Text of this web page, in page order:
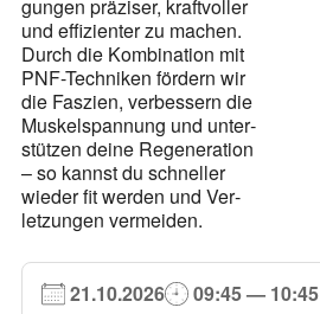
gun­gen prä­zi­ser, kraft­vol­ler
und effi­zi­en­ter zu machen.
Durch die Kom­bi­na­ti­on mit
PNF-Tech­ni­ken för­dern wir
die Fas­zi­en, ver­bes­sern die
Mus­kel­span­nung und unter­
stüt­zen dei­ne Rege­ne­ra­ti­on
– so kannst du schnel­ler
wie­der fit wer­den und Ver­
let­zun­gen ver­mei­den.
21.10.2026 09:45 — 10:45